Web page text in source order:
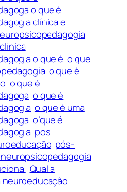
o que é
clínica e
o que é o que
o que é
o que é
o que é
o que é uma
o’que é
pos
pós-
Qual a
neuroeducação